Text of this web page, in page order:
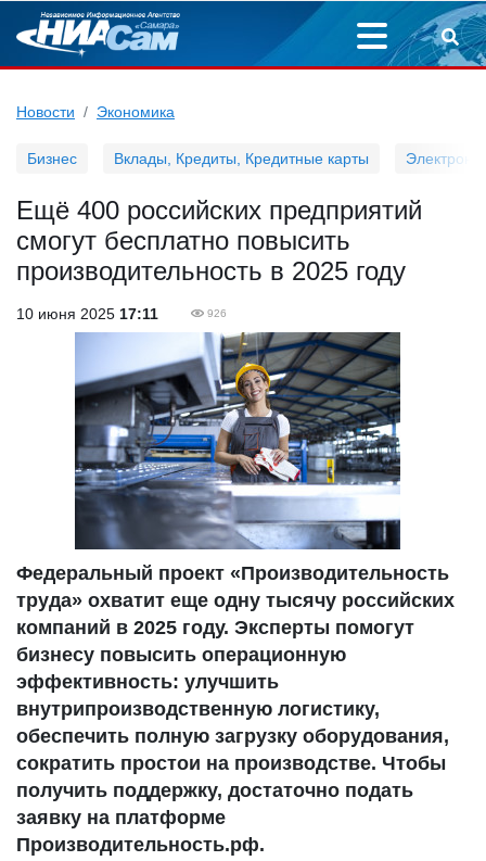
Новости Экономика
Бизнес Вклады, Кредиты, Кредитные карты
Ещё 400 российских предприятий
смогут бесплатно повысить
производительность в 2025 году
10 июня 2025 17:11 926
Федеральный проект «Производительность
труда» охватит еще одну тысячу российских
компаний в 2025 году. Эксперты помогут
бизнесу повысить операционную
эффективность: улучшить
внутрипроизводственную логистику,
обеспечить полную загрузку оборудования,
сократить простои на производстве. Чтобы
получить поддержку, достаточно подать
заявку на платформе
Производительность.рф.